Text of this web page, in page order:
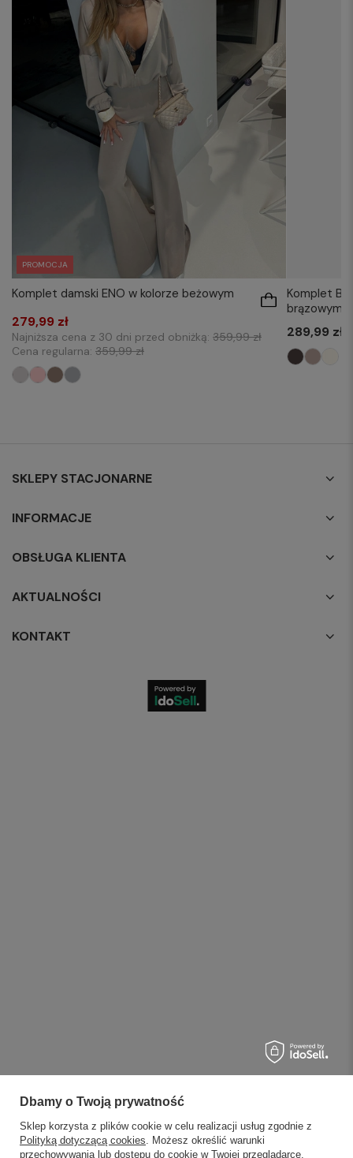
PROMOCJA
Komplet damski ENO w kolorze beżowym
279,99 zł
Najniższa cena z 30 dni przed obniżką: 359,99 zł
Cena regularna: 359,99 zł
Komplet
brązowym
289,99 zł
SKLEPY STACJONARNE
INFORMACJE
OBSŁUGA KLIENTA
AKTUALNOŚCI
KONTAKT
Dbamy o Twoją prywatność
Sklep korzysta z plików cookie w celu realizacji usług zgodnie z
Polityką dotyczącą cookies. Możesz określić warunki
przechowywania lub dostępu do cookie w Twojej przeglądarce.